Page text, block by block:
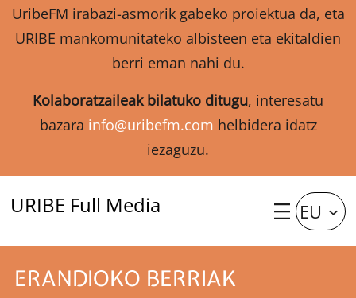
UribeFM irabazi-asmorik gabeko proiektua da, eta
URIBE mankomunitateko albisteen eta ekitaldien
berri eman nahi du.
Kolaboratzaileak bilatuko ditugu, interesatu
bazara info@uribefm.com helbidera idatz
iezaguzu.
URIBE Full Media EU
ERANDIOKO BERRIAK